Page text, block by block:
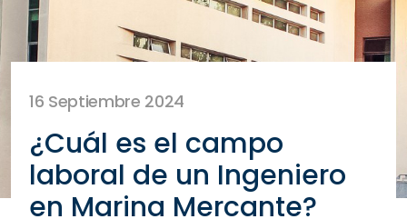
16 Septiembre 2024
¿Cuál es el campo
laboral de un Ingeniero
en Marina Mercante?